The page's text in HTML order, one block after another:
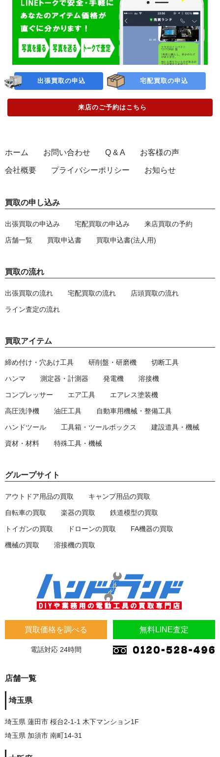
出張買取の申込 宅配買取の申込
来店のご予約はこちら
買取価格を調べる 無料LINE査定
電話対応 24時間
店舗一覧
埼玉県
埼玉県 蓮田市 桜台2-1-1 木下マンション1F
埼玉県 加須市 南町14-31
ホーム お問い合わせ Q & A お客様の声
会社概要 プライバシーポリシー お知らせ
買取の申し込み
出張買取の申込み 宅配買取の申込み 来店買取の予約
店舗一覧 買取申込書 買取申込書(法人用)
買取の流れ
出張買取の流れ 宅配買取の流れ 店頭買取の流れ
ライン査定の流れ
買取アイテム
締め付け・穴あけ工具 研削盤・研磨機 切断工具
ハンマ 測定器・計測器 発電機 溶接機
コンプレッサー エア工具 エアレス塗装機
高圧洗浄機 油圧工具 自動車用機械・整備工具
ハンドツール 工具箱・ツールボックス 建設道具・機械
資材・材料 特殊工具・機械
グループサイト
アウトドア用品の買取 キャンプ用品の買取
自転車の買取 楽器の買取 鉄道模型の買取
トイガンの買取 ドローンの買取 FA機器の買取
機械の買取 溶接機の買取